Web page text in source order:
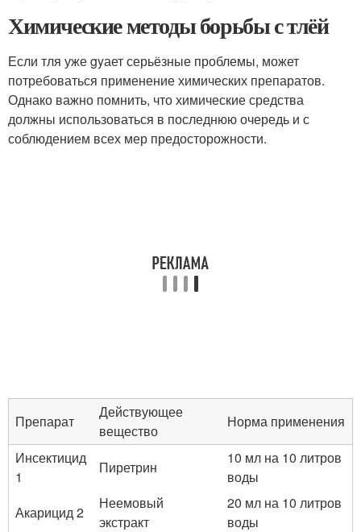
Химические методы борьбы с тлёй
Если тля уже gyает серьёзные проблемы, может
потребоваться применение химических препаратов.
Однако важно помнить, что химические средства
должны использоваться в последнюю очередь и с
соблюдением всех мер предосторожности.
Препарат
Действующее
вещество
Норма применения
Инсектицид
1
Пиретрин
10 мл на 10 литров
воды
Акарицид 2
Неемовый
экстракт
20 мл на 10 литров
воды